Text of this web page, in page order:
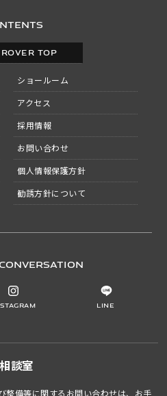
TOP
ショールーム
アクセス
採用情報
お問い合わせ
個人情報保護方針
勧誘方針について
LINE
談室
整備等に関するお問い合わせは、お手